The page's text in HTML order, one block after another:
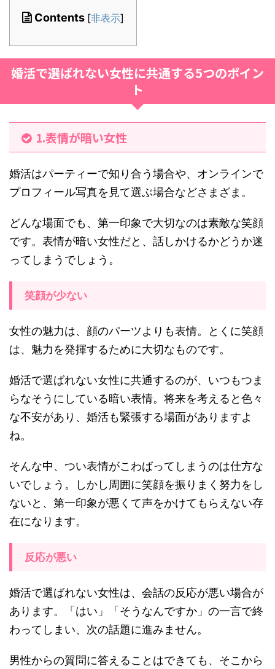
Contents [非表示]
婚活で選ばれない女性に共通する5つのポイン
ト
1.表情が暗い女性
婚活はパーティーで知り合う場合や、オンラインで
プロフィール写真を見て選ぶ場合などさまざま。
どんな場面でも、第一印象で大切なのは素敵な笑顔
です。表情が暗い女性だと、話しかけるかどうか迷
ってしまうでしょう。
笑顔が少ない
女性の魅力は、顔のパーツよりも表情。とくに笑顔
は、魅力を発揮するために大切なものです。
婚活で選ばれない女性に共通するのが、いつもつま
らなそうにしている暗い表情。将来を考えると色々
な不安があり、婚活も緊張する場面がありますよ
ね。
そんな中、つい表情がこわばってしまうのは仕方な
いでしょう。しかし周囲に笑顔を振りまく努力をし
ないと、第一印象が悪くて声をかけてもらえない存
在になります。
反応が悪い
婚活で選ばれない女性は、会話の反応が悪い場合が
あります。「はい」「そうなんですか」の一言で終
わってしまい、次の話題に進みません。
男性からの質問に答えることはできても、そこから